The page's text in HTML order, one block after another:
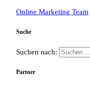
Online Marketing Team
Suche
Suchen nach:
Partner